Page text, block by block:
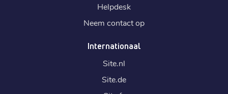
Helpdesk
Neem contact op
Internationaal
Site.nl
Site.de